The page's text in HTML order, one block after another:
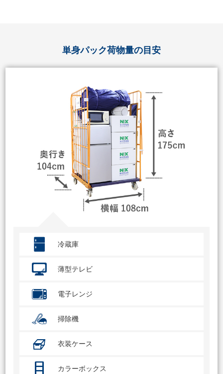
単身パック荷物量の目安
冷蔵庫
薄型テレビ
電子レンジ
掃除機
衣装ケース
カラーボックス